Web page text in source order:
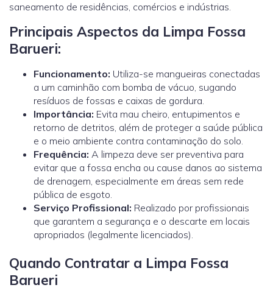
saneamento de residências, comércios e indústrias.
Principais Aspectos da Limpa Fossa
Barueri:
Funcionamento: Utiliza-se mangueiras conectadas
a um caminhão com bomba de vácuo, sugando
resíduos de fossas e caixas de gordura.
Importância: Evita mau cheiro, entupimentos e
retorno de detritos, além de proteger a saúde pública
e o meio ambiente contra contaminação do solo.
Frequência: A limpeza deve ser preventiva para
evitar que a fossa encha ou cause danos ao sistema
de drenagem, especialmente em áreas sem rede
pública de esgoto.
Serviço Profissional: Realizado por profissionais
que garantem a segurança e o descarte em locais
apropriados (legalmente licenciados).
Quando Contratar a Limpa Fossa
Barueri